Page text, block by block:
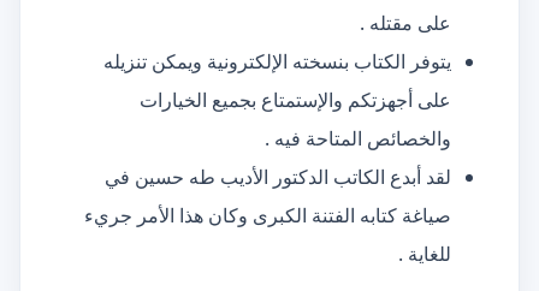
على مقتله .
يتوفر الكتاب بنسخته الإلكترونية ويمكن تنزيله
على أجهزتكم والإستمتاع بجميع الخيارات
والخصائص المتاحة فيه .
لقد أبدع الكاتب الدكتور الأديب طه حسين في
صياغة كتابه الفتنة الكبرى وكان هذا الأمر جريء
للغاية .